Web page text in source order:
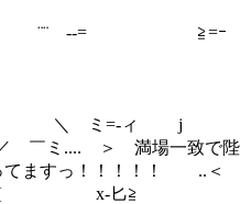
‐-= ≧=ｰ
.
ミ=‐ィ j
＞ 満場一致で陛
てますっ！！！！！ ..＜
x-匕≧